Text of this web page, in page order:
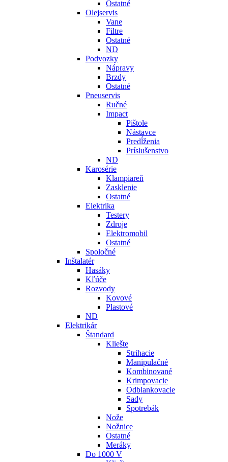
Ostatné
Olejservis
Vane
Filtre
Ostatné
ND
Podvozky
Nápravy
Brzdy
Ostatné
Pneuservis
Ručné
Impact
Pištole
Nástavce
Predĺženia
Príslušenstvo
ND
Karosérie
Klampiareň
Zasklenie
Ostatné
Elektrika
Testery
Zdroje
Elektromobil
Ostatné
Spoločné
Inštalatér
Hasáky
Kľúče
Rozvody
Kovové
Plastové
ND
Elektrikár
Štandard
Kliešte
Strihacie
Manipulačné
Kombinované
Krimpovacie
Odblankovacie
Sady
Spotrebák
Nože
Nožnice
Ostatné
Meráky
Do 1000 V